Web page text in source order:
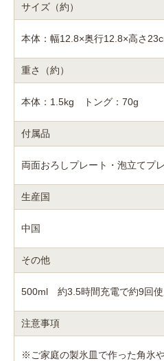
サイズ（約）
本体：幅12.8×奥行12.8×高さ
重さ（約）
本体：1.5kg トング：70g
付属品
両面おろしプレート・泡立てプ
生産国
中国
その他
500ml 約3.5時間充電で約9回
注意事項
※ご家庭の製氷皿で作った角氷